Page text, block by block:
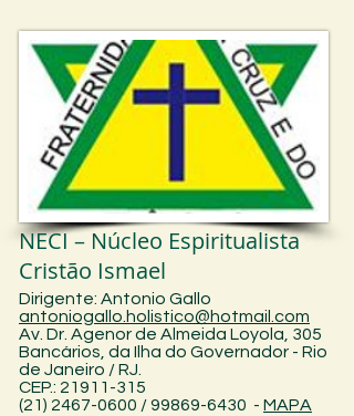
NECI – Núcleo Espiritualista
Cristão Ismael
Dirigente: Antonio Gallo
antoniogallo.holistico@hotmail.com
Av. Dr. Agenor de Almeida Loyola, 305
Bancários, da Ilha do Governador - Rio
de Janeiro / RJ.
CEP.: 21911-315
(21) 2467-0600 / 99869-6430 - MAPA